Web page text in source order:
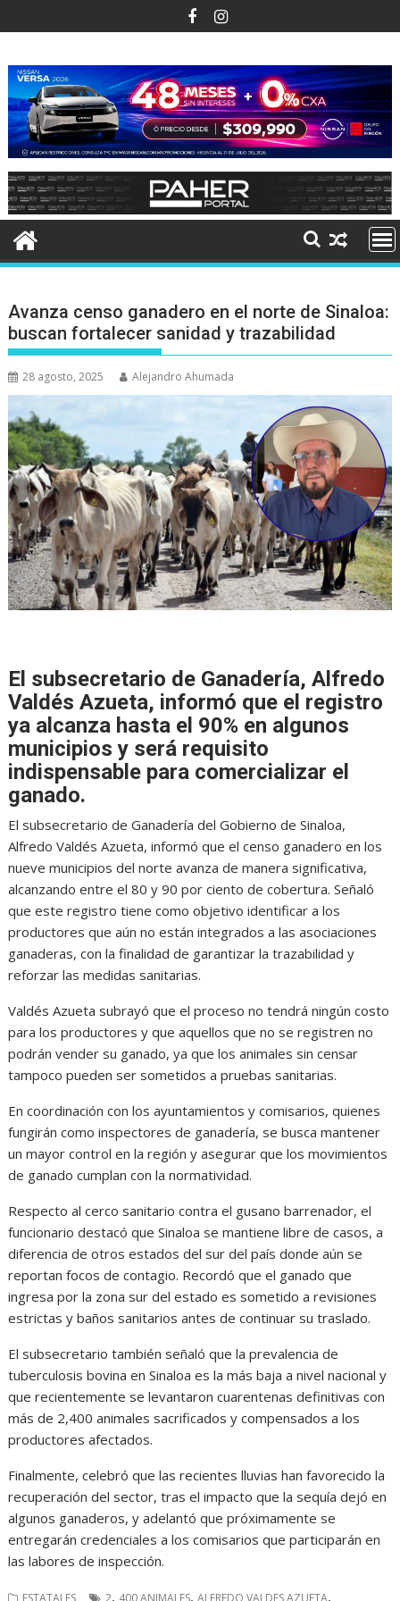
al
Avanza censo ganadero en el norte de Sinaloa:
buscan fortalecer sanidad y trazabilidad
28 agosto, 2025 Alejandro Ahumada
El subsecretario de Ganadería, Alfredo
Valdés Azueta, informó que el registro
ya alcanza hasta el 90% en algunos
municipios y será requisito
indispensable para comercializar el
ganado.
El subsecretario de Ganadería del Gobierno de Sinaloa,
Alfredo Valdés Azueta, informó que el censo ganadero en los
nueve municipios del norte avanza de manera significativa,
alcanzando entre el 80 y 90 por ciento de cobertura. Señaló
que este registro tiene como objetivo identificar a los
productores que aún no están integrados a las asociaciones
ganaderas, con la finalidad de garantizar la trazabilidad y
reforzar las medidas sanitarias.
Valdés Azueta subrayó que el proceso no tendrá ningún costo
para los productores y que aquellos que no se registren no
podrán vender su ganado, ya que los animales sin censar
tampoco pueden ser sometidos a pruebas sanitarias.
En coordinación con los ayuntamientos y comisarios, quienes
fungirán como inspectores de ganadería, se busca mantener
un mayor control en la región y asegurar que los movimientos
de ganado cumplan con la normatividad.
Respecto al cerco sanitario contra el gusano barrenador, el
funcionario destacó que Sinaloa se mantiene libre de casos, a
diferencia de otros estados del sur del país donde aún se
reportan focos de contagio. Recordó que el ganado que
ingresa por la zona sur del estado es sometido a revisiones
estrictas y baños sanitarios antes de continuar su traslado.
El subsecretario también señaló que la prevalencia de
tuberculosis bovina en Sinaloa es la más baja a nivel nacional y
que recientemente se levantaron cuarentenas definitivas con
más de 2,400 animales sacrificados y compensados a los
productores afectados.
Finalmente, celebró que las recientes lluvias han favorecido la
recuperación del sector, tras el impacto que la sequía dejó en
algunos ganaderos, y adelantó que próximamente se
entregarán credenciales a los comisarios que participarán en
las labores de inspección.
ESTATALES 2, 400 ANIMALES,ALFREDO VALDES AZUETA,